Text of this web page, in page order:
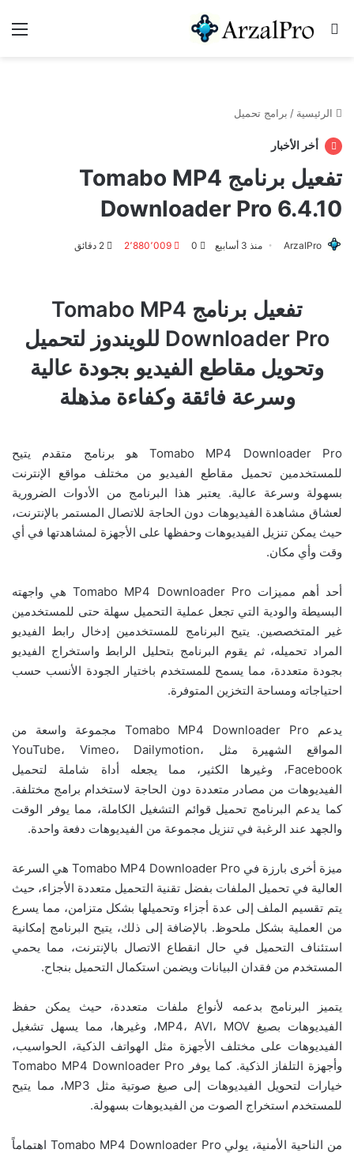
بحث عن
الرئيسية / برامج تحميل
أخر الأخبار
تفعيل برنامج Tomabo MP4
Downloader Pro 6.4.10
ArzalPro منذ 3 أسابيع 0 2٬880٬009
تفعيل برنامج Tomabo MP4
Downloader Pro للويندوز لتحميل
وتحويل مقاطع الفيديو بجودة عالية
وسرعة فائقة وكفاءة مذهلة
Tomabo MP4 Downloader Pro هو برنامج متقدم يتيح
للمستخدمين تحميل مقاطع الفيديو من مختلف مواقع الإنترنت
بسهولة وسرعة عالية. يعتبر هذا البرنامج من الأدوات الضرورية
لعشاق مشاهدة الفيديوهات دون الحاجة للاتصال المستمر بالإنترنت،
حيث يمكن تنزيل الفيديوهات وحفظها على الأجهزة لمشاهدتها في أي
وقت وأي مكان.
أحد أهم مميزات Tomabo MP4 Downloader Pro هي واجهته
البسيطة والودية التي تجعل عملية التحميل سهلة حتى للمستخدمين
غير المتخصصين. يتيح البرنامج للمستخدمين إدخال رابط الفيديو
المراد تحميله، ثم يقوم البرنامج بتحليل الرابط واستخراج الفيديو
بجودة متعددة، مما يسمح للمستخدم باختيار الجودة الأنسب حسب
احتياجاته ومساحة التخزين المتوفرة.
يدعم Tomabo MP4 Downloader Pro مجموعة واسعة من
المواقع الشهيرة مثل YouTube، Vimeo، Dailymotion،
Facebook، وغيرها الكثير، مما يجعله أداة شاملة لتحميل
الفيديوهات من مصادر متعددة دون الحاجة لاستخدام برامج مختلفة.
كما يدعم البرنامج تحميل قوائم التشغيل الكاملة، مما يوفر الوقت
والجهد عند الرغبة في تنزيل مجموعة من الفيديوهات دفعة واحدة.
ميزة أخرى بارزة في Tomabo MP4 Downloader Pro هي السرعة
العالية في تحميل الملفات بفضل تقنية التحميل متعددة الأجزاء، حيث
يتم تقسيم الملف إلى عدة أجزاء وتحميلها بشكل متزامن، مما يسرع
من العملية بشكل ملحوظ. بالإضافة إلى ذلك، يتيح البرنامج إمكانية
استئناف التحميل في حال انقطاع الاتصال بالإنترنت، مما يحمي
المستخدم من فقدان البيانات ويضمن استكمال التحميل بنجاح.
يتميز البرنامج بدعمه لأنواع ملفات متعددة، حيث يمكن حفظ
الفيديوهات بصيغ MP4، AVI، MOV، وغيرها، مما يسهل تشغيل
الفيديوهات على مختلف الأجهزة مثل الهواتف الذكية، الحواسيب،
وأجهزة التلفاز الذكية. كما يوفر Tomabo MP4 Downloader Pro
خيارات لتحويل الفيديوهات إلى صيغ صوتية مثل MP3، مما يتيح
للمستخدم استخراج الصوت من الفيديوهات بسهولة.
من الناحية الأمنية، يولي Tomabo MP4 Downloader Pro اهتماماً